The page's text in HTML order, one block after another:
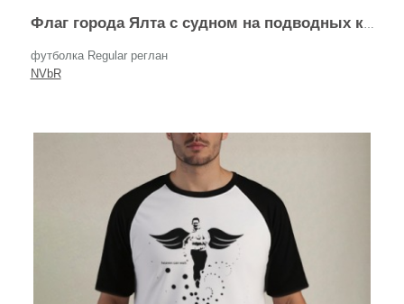
Флаг города Ялта с судном на подводных крыльях
футболка Regular реглан
NVbR